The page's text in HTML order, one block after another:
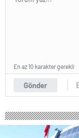
Gönder
En az 10 karakter gerekli